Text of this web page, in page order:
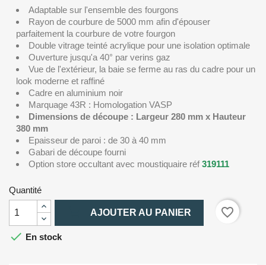
Adaptable sur l'ensemble des fourgons
Rayon de courbure de 5000 mm afin d'épouser
parfaitement la courbure de votre fourgon
Double vitrage teinté acrylique pour une isolation optimale
Ouverture jusqu'a 40° par verins gaz
Vue de l'extérieur, la baie se ferme au ras du cadre pour un
look moderne et raffiné
Cadre en aluminium noir
Marquage 43R : Homologation VASP
Dimensions de découpe : Largeur 280 mm x Hauteur
380 mm
Epaisseur de paroi : de 30 à 40 mm
Gabari de découpe fourni
Option store occultant avec moustiquaire réf 319111
Quantité
AJOUTER AU PANIER
favorite_border
 En stock